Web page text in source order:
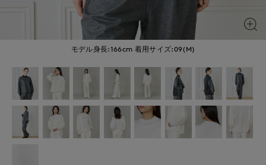
モデル身長:166cm 着用サイズ:09(M)